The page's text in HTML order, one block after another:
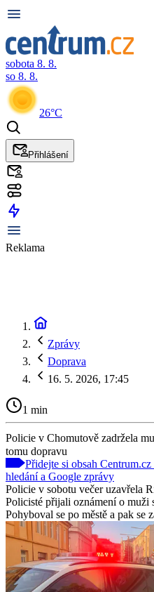
sobota 8. 8.
so 8. 8.
26°C
Přihlášení
Reklama
Zprávy
Doprava
16. 5. 2026, 17:45
1 min
Policie v Chomutově zadržela
tomu dopravu
Přidejte si obsah
hledání a Google zprávy
Policie v sobotu večer uzavřela
Policisté přijali oznámení o muži
Pohyboval se po městě a pak se